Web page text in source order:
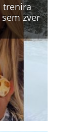
trenira
zver